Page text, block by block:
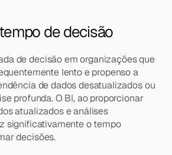
de decisão
de decisão em organizações que
lento e propenso a
de dados desatualizados ou
profunda. O BI, ao proporcionar
atualizados e análises
significativamente o tempo
decisões.